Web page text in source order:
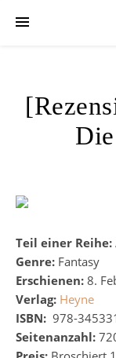
Teil einer Reihe:
Genre: Fantasy
Erschienen: 8.
Verlag: Heyne
ISBN: 978-
Seitenanzahl: